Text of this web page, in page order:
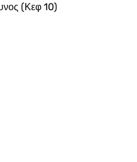
(Κεφ 10)